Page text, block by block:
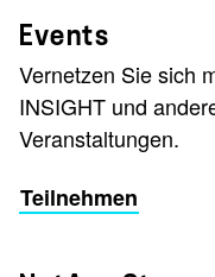
Events
Vernetzen Sie sich
INSIGHT und
Veranstaltungen.
Teilnehmen